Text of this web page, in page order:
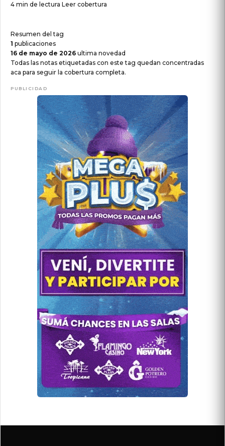
4 min de lectura Leer cobertura
Resumen del tag
1 publicaciones
16 de mayo de 2026 ultima novedad
Todas las notas etiquetadas con este tag quedan concentradas
aca para seguir la cobertura completa.
PUBLICIDAD